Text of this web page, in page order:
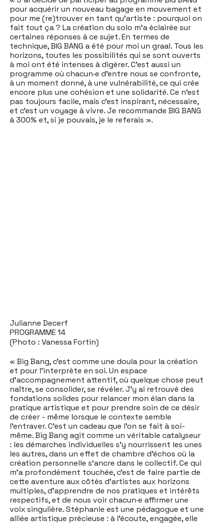
pour acquérir un nouveau bagage en mouvement et
pour me (re)trouver en tant qu’artiste : pourquoi on
fait tout ça ? La création du solo m’a éclairée sur
certaines réponses à ce sujet. En termes de
technique, BIG BANG a été pour moi un graal. Tous les
horizons, toutes les possibilités qui se sont ouverts
à moi ont été intenses à digérer. C’est aussi un
programme où chacun·e d’entre nous se confronte,
à un moment donné, à une vulnérabilité, ce qui crée
encore plus une cohésion et une solidarité. Ce n’est
pas toujours facile, mais c’est inspirant, nécessaire,
et c’est un voyage à vivre. Je recommande BIG BANG
à 300% et, si je pouvais, je le referais ».
Julianne Decerf
PROGRAMME 14
(Photo : Vanessa Fortin)
« Big Bang, c’est comme une doula pour la création
et pour l’interprète en soi. Un espace
d’accompagnement attentif, où quelque chose peut
naître, se consolider, se révéler. J’y ai retrouvé des
fondations solides pour relancer mon élan dans la
pratique artistique et pour prendre soin de ce désir
de créer - même lorsque le contexte semble
l’entraver. C’est un cadeau que l’on se fait à soi-
même. Big Bang agit comme un véritable catalyseur
: les démarches individuelles s’y nourrissent les unes
les autres, dans un effet de chambre d’échos où la
création personnelle s’ancre dans le collectif. Ce qui
m’a profondément touchée, c’est de faire partie de
cette aventure aux côtés d’artistes aux horizons
multiples, d’apprendre de nos pratiques et intérêts
respectifs, et de nous voir chacun·e affirmer une
voix singulière. Stéphanie est une pédagogue et une
alliée artistique précieuse : à l’écoute, engagée, elle